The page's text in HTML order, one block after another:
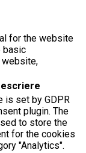
for the website
basic
is set by GDPR
plugin. The
to store the
for the cookies
"Analytics".